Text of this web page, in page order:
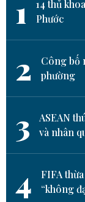
1
14 thủ
Phước
2
Công bố
phường
3
ASEAN
và nhân
4
FIFA
“không